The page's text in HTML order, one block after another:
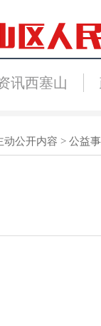
讯西塞山
动公开内容 > 公益